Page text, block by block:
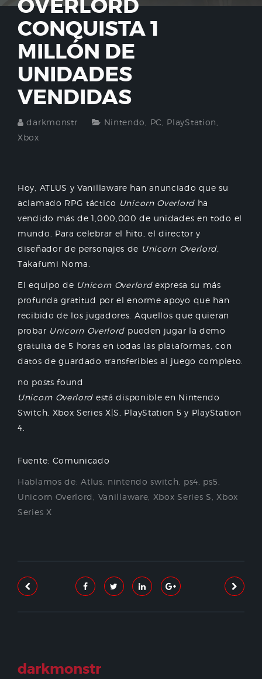
OVERLORD
CONQUISTA 1
MILLÓN DE
UNIDADES
VENDIDAS
darkmonstr Nintendo PC PlayStation
Xbox
Hoy, ATLUS y Vanillaware han anunciado que su
aclamado RPG táctico Unicorn Overlordha
vendido más de 1,000,000 de unidades en todo el
mundo. Para celebrar el hito, el director y
diseñador de personajes de Unicorn Overlord,
Takafumi Noma.
El equipo de Unicorn Overlordexpresa su más
profunda gratitud por el enorme apoyo que han
recibido de los jugadores. Aquellos que quieran
probar Unicorn Overlord pueden jugar la demo
gratuita de 5 horas en todas las plataformas, con
datos de guardado transferibles al juego completo.
no posts found
Unicorn Overlord está disponible en Nintendo
Switch, Xbox Series X|S, PlayStation 5 y PlayStation
4.
Fuente: Comunicado
Hablamos de:Atlus nintendo switch ps4 ps5
Unicorn Overlord
Vanillaware Xbox Series S
Xbox
Series X
darkmonstr